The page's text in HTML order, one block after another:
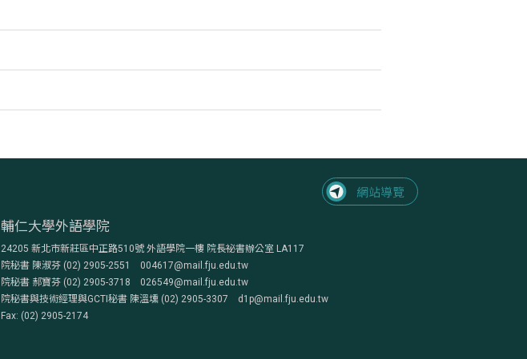
輔仁大學外語學院
24205 新北市新莊區中正路510號 外語學院一樓 院長祕書辦公室 LA117
院秘書 陳淑芬 (02) 2905-2551 004617@mail.fju.edu.tw
院秘書 郝寶芬 (02) 2905-3718 026549@mail.fju.edu.tw
院秘書與技術經理與GCTI秘書 陳溫壎 (02) 2905-3307 d1p@mail.fju.edu.tw
Fax: (02) 2905-2174